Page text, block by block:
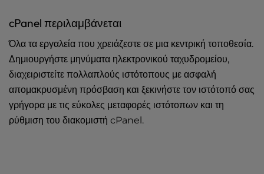
cPanel περιλαμβάνεται
Όλα τα εργαλεία που χρειάζεστε σε μια κεντρική τοποθεσία.
Δημιουργήστε μηνύματα ηλεκτρονικού ταχυδρομείου,
διαχειριστείτε πολλαπλούς ιστότοπους με ασφαλή
απομακρυσμένη πρόσβαση και ξεκινήστε τον ιστότοπό σας
γρήγορα με τις εύκολες μεταφορές ιστότοπων και τη
ρύθμιση του διακομιστή cPanel.